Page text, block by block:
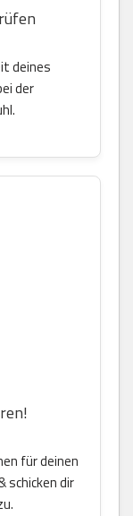
deines
der
für deinen
schicken dir